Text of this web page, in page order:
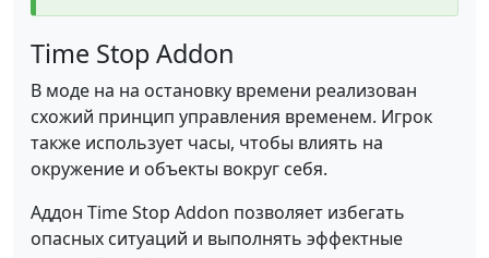
Time Stop Addon
В моде на на остановку времени реализован
схожий принцип управления временем. Игрок
также использует часы, чтобы влиять на
окружение и объекты вокруг себя.
Аддон Time Stop Addon позволяет избегать
опасных ситуаций и выполнять эффектные